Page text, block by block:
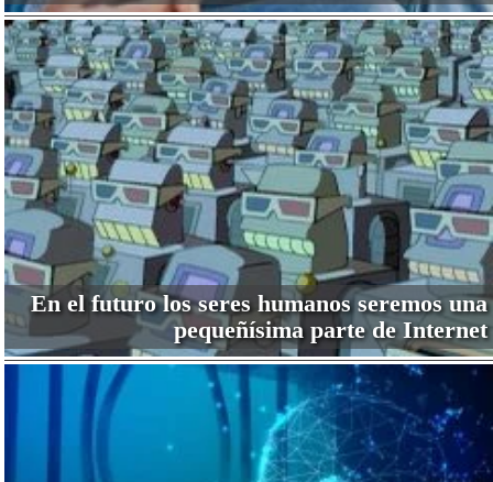
En el futuro los seres humanos seremos una
pequeñísima parte de Internet